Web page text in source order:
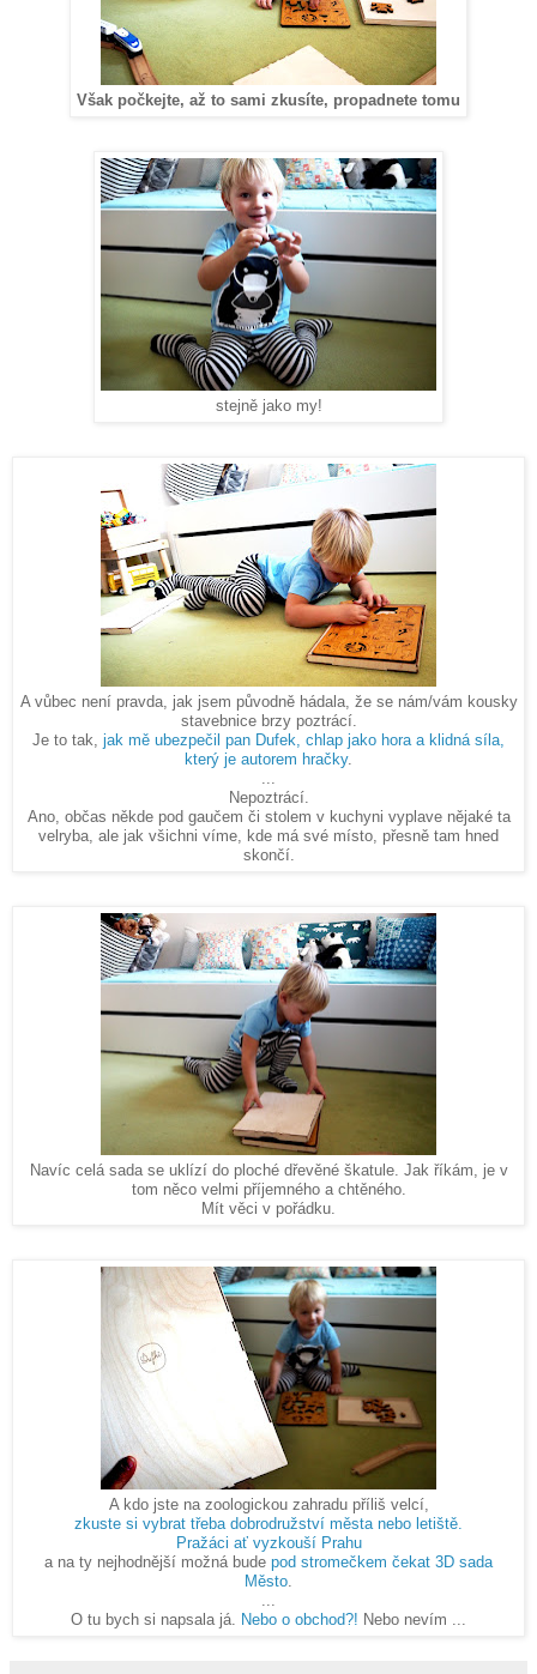
Však počkejte, až to sami zkusíte, propadnete tomu
stejně jako my!
A vůbec není pravda, jak jsem původně hádala, že se nám/vám kousky
stavebnice brzy poztrácí.
Je to tak, jak mě ubezpečil pan Dufek, chlap jako hora a klidná síla,
který je autorem hračky.
...
Nepoztrácí.
Ano, občas někde pod gaučem či stolem v kuchyni vyplave nějaké ta
velryba, ale jak všichni víme, kde má své místo, přesně tam hned
skončí.
Navíc celá sada se uklízí do ploché dřevěné škatule. Jak říkám, je v
tom něco velmi příjemného a chtěného.
Mít věci v pořádku.
A kdo jste na zoologickou zahradu příliš velcí,
zkuste si vybrat třeba dobrodružství města nebo letiště.
Pražáci ať vyzkouší Prahu
a na ty nejhodnější možná bude pod stromečkem čekat 3D sada
Město.
...
O tu bych si napsala já. Nebo o obchod?! Nebo nevím ...